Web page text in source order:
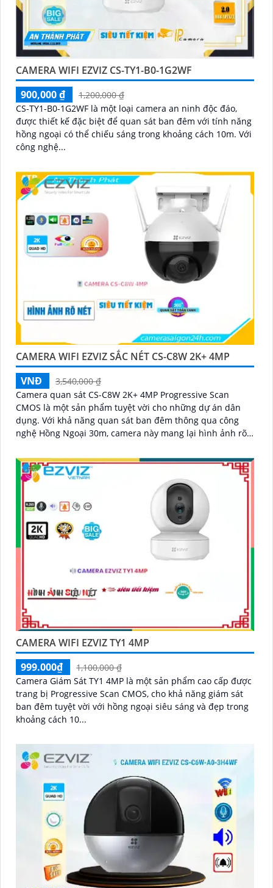
CAMERA WIFI EZVIZ CS-TY1-B0-1G2WF
900,000 ₫
1,200,000 ₫
CS-TY1-B0-1G2WF là một loại camera an ninh độc đáo,
được thiết kế đặc biệt để quan sát ban đêm với tính năng
hồng ngoại có thể chiếu sáng trong khoảng cách 10m. Với
công nghệ...
CAMERA WIFI EZVIZ SẮC NÉT CS-C8W 2K+ 4MP
VNĐ
3,540,000 ₫
Camera quan sát CS-C8W 2K+ 4MP Progressive Scan
CMOS là một sản phẩm tuyệt vời cho những dự án dân
dụng. Với khả năng quan sát ban đêm thông qua công
nghệ Hồng Ngoại 30m, camera này mang lại hình ảnh rõ
CAMERA WIFI EZVIZ TY1 4MP
999.000₫
1,100,000 ₫
Camera Giám Sát TY1 4MP là một sản phẩm cao cấp được
trang bị Progressive Scan CMOS, cho khả năng giám sát
ban đêm tuyệt vời với hồng ngoại siêu sáng và đẹp trong
khoảng cách 10...